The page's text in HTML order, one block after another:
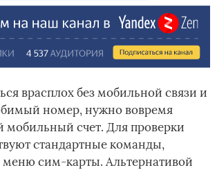
врасплох без мобильной связи и
номер, нужно вовремя
мобильный счет. Для проверки
стандартные команды,
сим-карты. Альтернативой